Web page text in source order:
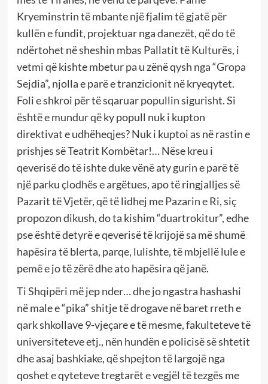
Kryeminstrin të mbante një fjalim të gjatë për
kullën e fundit, projektuar nga danezët, që do të
ndërtohet në sheshin mbas Pallatit të Kulturës, i
vetmi që kishte mbetur pa u zënë qysh nga “Gropa
Sejdia”, njolla e parë e tranzicionit në kryeqytet.
Foli e shkroi për të sqaruar popullin sigurisht. Si
është e mundur që ky popull nuk i kupton
direktivat e udhëheqjes? Nuk i kuptoi as në rastin e
prishjes së Teatrit Kombëtar!… Nëse kreu i
qeverisë do të ishte duke vënë aty gurin e parë të
një parku çlodhës e argëtues, apo të ringjalljes së
Pazarit të Vjetër, që të lidhej me Pazarin e Ri, siç
propozon dikush, do ta kishim “duartrokitur”, edhe
pse është detyrë e qeverisë të krijojë sa më shumë
hapësira të blerta, parqe, lulishte, të mbjellë lule e
pemë e jo të zërë dhe ato hapësira që janë.
Ti Shqipëri më jep nder… dhe jo ngastra hashashi
në male e “pika” shitje të drogave në baret rreth e
qark shkollave 9-vjeçare e të mesme, fakulteteve të
universiteteve etj., nën hundën e policisë së shtetit
dhe asaj bashkiake, që shpejton të largojë nga
qoshet e qyteteve tregtarët e vegjël të tezgës me